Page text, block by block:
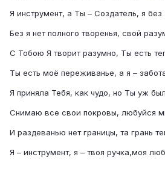
Я инструмент, а Ты – Создатель, я без
Без я нет полного творенья, свой
С Тобою Я творит разумно, Ты есть
Ты есть моё переживанье, а я –
Я приняла Тебя, как чудо, но Ты уж
Снимаю все свои покровы, любуйся
И раздеванью нет границы, та грань
Я – инструмент, я – твоя ручка,моя